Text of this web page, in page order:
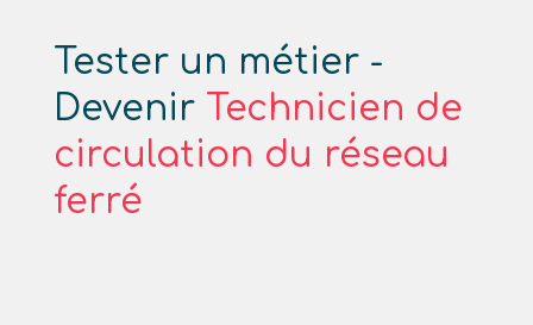
Tester un métier -
Devenir Technicien de
circulation du réseau
ferré